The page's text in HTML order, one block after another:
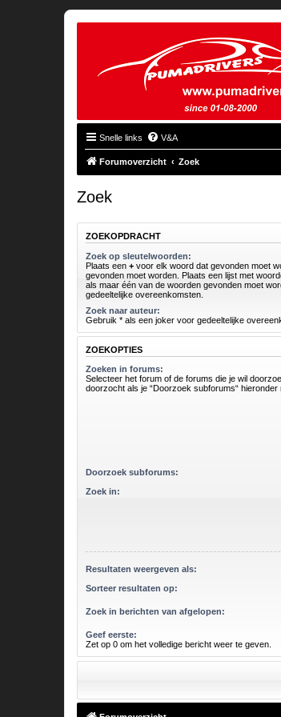
Snelle links V&A
Forumoverzicht Zoek
Zoek
ZOEKOPDRACHT
Zoek op sleutelwoorden:
Plaats een + voor elk woord dat gevonden moet
gevonden moet worden. Plaats een lijst met
als maar één van de woorden gevonden moet
gedeeltelijke overeenkomsten.
Zoek naar auteur:
Gebruik * als een joker voor gedeeltelijke
ZOEKOPTIES
Zoeken in forums:
Selecteer het forum of de forums die je wil
doorzocht als je “Doorzoek subforums“ hieronder
Doorzoek subforums:
Zoek in:
Resultaten weergeven als:
Sorteer resultaten op:
Zoek in berichten van afgelopen:
Geef eerste:
Zet op 0 om het volledige bericht weer te geven.